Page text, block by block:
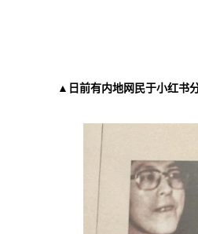
▲日前有内地网民于小红书